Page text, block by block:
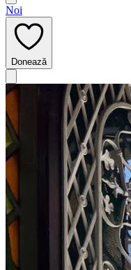
Noi
Donează